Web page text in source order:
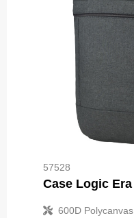
57528
600D Polycanvas